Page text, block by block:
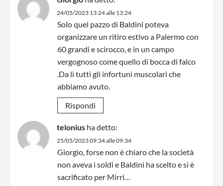
24/05/2023 13:24 alle 13:24
Solo quel pazzo di Baldini poteva
organizzare un ritiro estivo a Palermo con
60 grandi e scirocco, e in un campo
vergognoso come quello di bocca di falco
.Da lì tutti gli infortuni muscolari che
abbiamo avuto.
Rispondi
telonius ha detto:
25/05/2023 09:34 alle 09:34
Giorgio, forse non è chiaro che la società
non aveva i soldi e Baldini ha scelto e si è
sacrificato per Mirri…